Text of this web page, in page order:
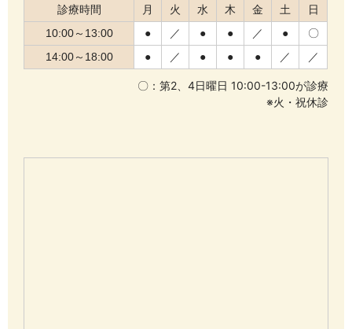
診療時間 月 火 水 木 金 土
日
10:00～13:00
● ／ ● ● ／ ●
〇
14:00～18:00
● ／ ● ● ● ／ ／
〇：第2、4日曜日 10:00-13:00が診療
※火・祝休診